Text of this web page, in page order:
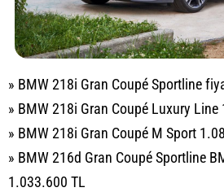
» BMW 218i Gran Coupé Sportline
» BMW 218i Gran Coupé Luxury
» BMW 218i Gran Coupé M Sport
» BMW 216d Gran Coupé Sportline
1.033.600 TL